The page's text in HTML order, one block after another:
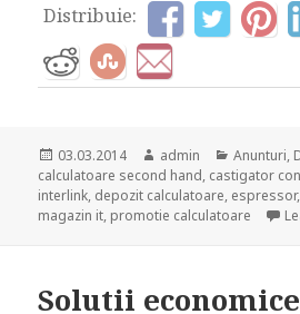
Distribuie:
Posted
on
03.03.2014 Author
admin Anunturi,
calculatoare second hand, castigator
interlink, depozit calculatoare, espressor,
magazin it, promotie calculatoare
Solutii